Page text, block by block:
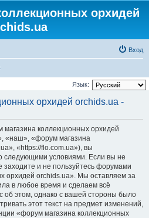
орхидей
Вход
Язык:
орхидей orchids.ua -
коллекционных орхидей
«наш», «форум магазина
«https://flo.com.ua»), вы
следующими условиями. Если вы не
заходите и не пользуйтесь форумами
орхидей orchids.ua». Мы оставляем за
в любое время и сделаем всё
об этом, однако с вашей стороны было
этот текст на предмет изменений,
«форум магазина коллекционных